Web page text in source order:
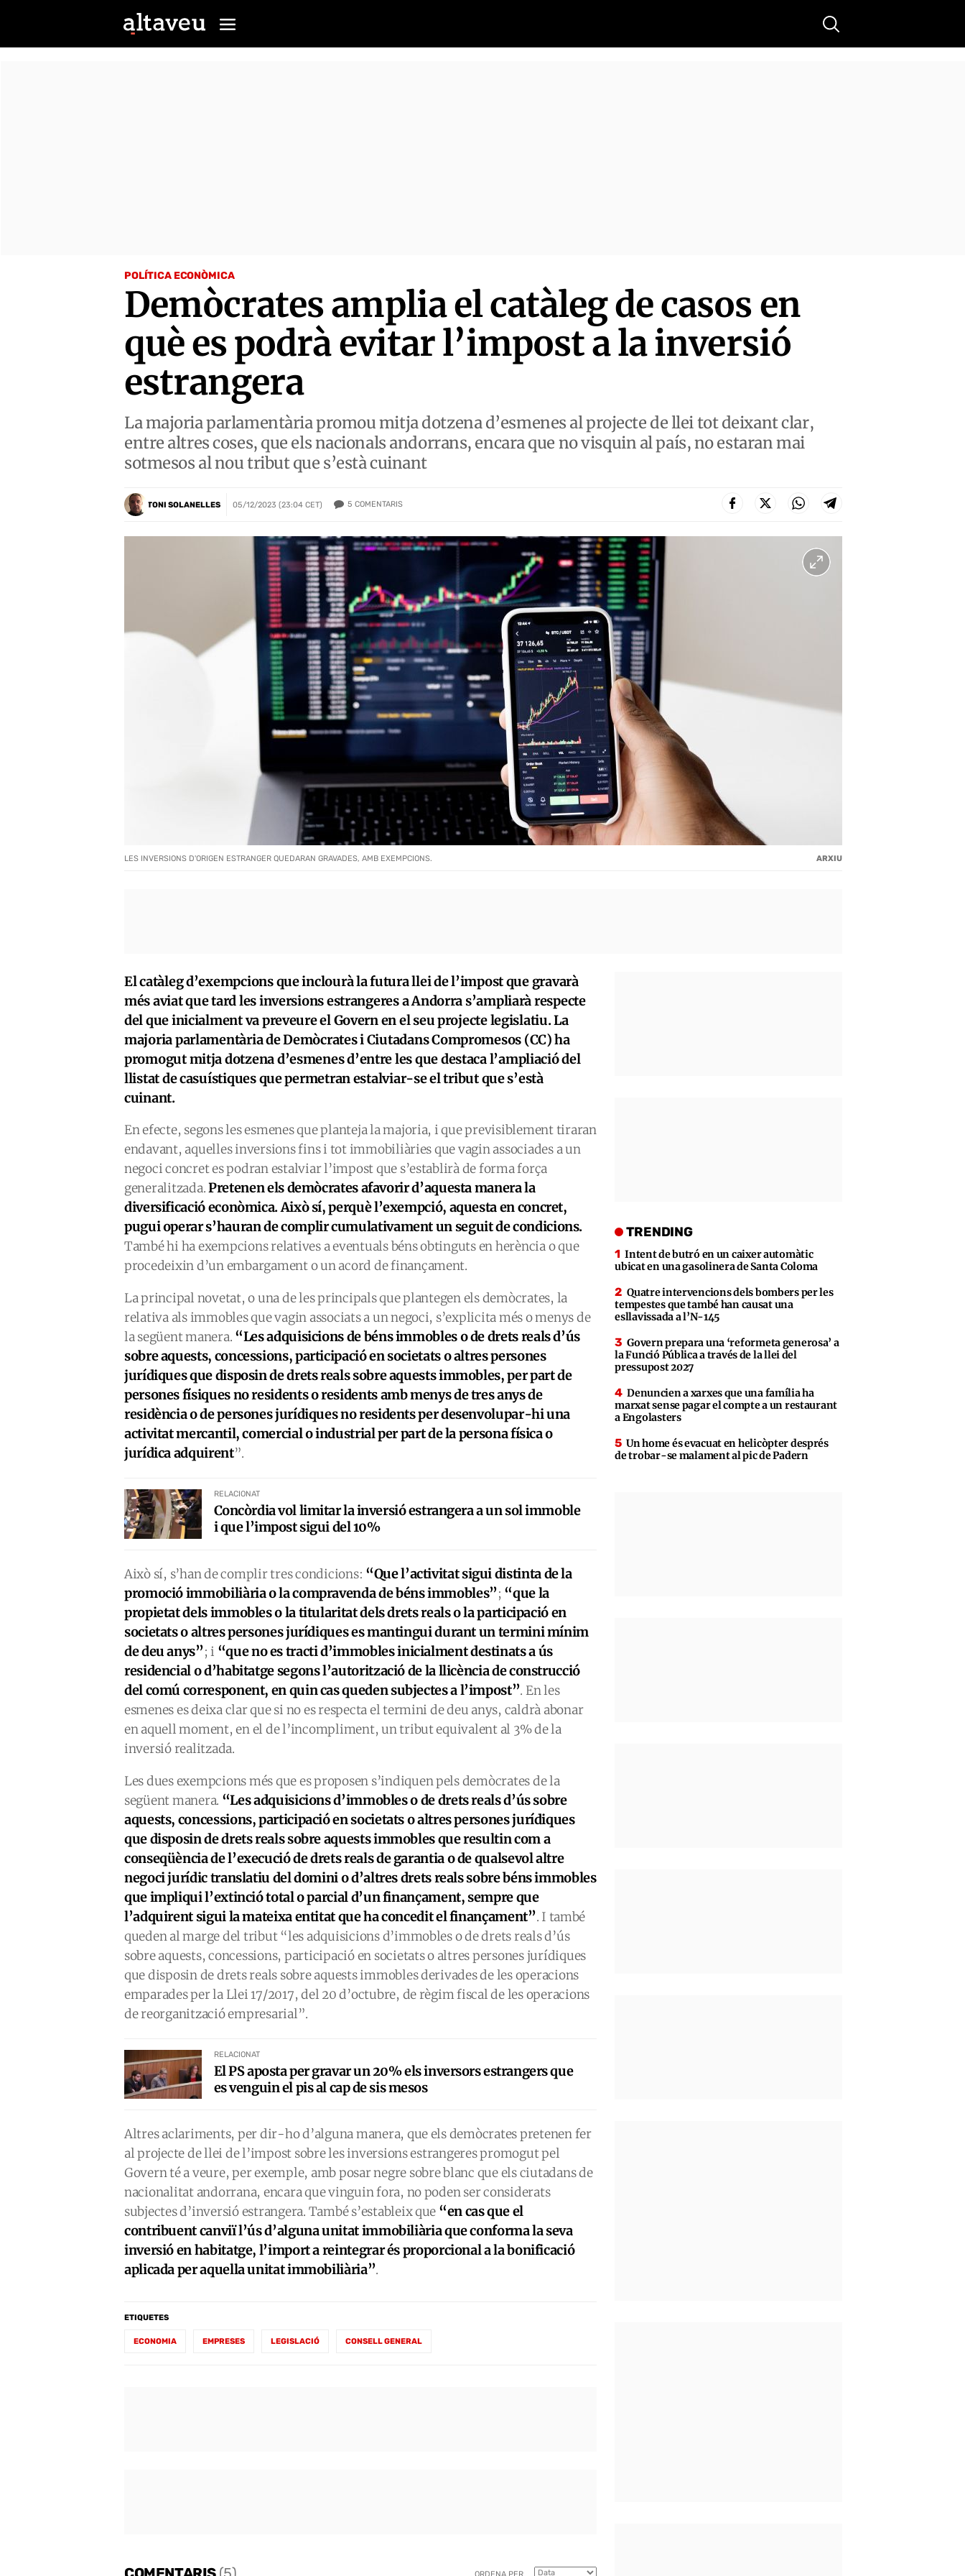
Buscar
POLÍTICA ECONÒMICA
Demòcrates amplia el catàleg de casos en
què es podrà evitar l’impost a la inversió
estrangera
La majoria parlamentària promou mitja dotzena d’esmenes al projecte de llei tot deixant clar,
entre altres coses, que els nacionals andorrans, encara que no visquin al país, no estaran mai
sotmesos al nou tribut que s’està cuinant
TONI SOLANELLES 05/12/2023 (23:04 CET) 5 COMENTARIS
LES INVERSIONS D'ORIGEN ESTRANGER QUEDARAN GRAVADES, AMB EXEMPCIONS. ARXIU
El catàleg d’exempcions que inclourà la futura llei de l’impost que gravarà
més aviat que tard les inversions estrangeres a Andorra s’ampliarà respecte
del que inicialment va preveure el Govern en el seu projecte legislatiu. La
majoria parlamentària de Demòcrates i Ciutadans Compromesos (CC) ha
promogut mitja dotzena d’esmenes d’entre les que destaca l’ampliació del
llistat de casuístiques que permetran estalviar-se el tribut que s’està
cuinant.
En efecte, segons les esmenes que planteja la majoria, i que previsiblement tiraran
endavant, aquelles inversions fins i tot immobiliàries que vagin associades a un
negoci concret es podran estalviar l’impost que s’establirà de forma força
generalitzada.Pretenen els demòcrates afavorir d’aquesta manera la
diversificació econòmica. Això sí, perquè l’exempció, aquesta en concret,
pugui operar s’hauran de complir cumulativament un seguit de condicions.
També hi ha exempcions relatives a eventuals béns obtinguts en herència o que
procedeixin d’un embargament o un acord de finançament.
La principal novetat, o una de les principals que plantegen els demòcrates, la
relativa als immobles que vagin associats a un negoci, s’explicita més o menys de
la següent manera. “Les adquisicions de béns immobles o de drets reals d’ús
sobre aquests, concessions, participació en societats o altres persones
jurídiques que disposin de drets reals sobre aquests immobles, per part de
persones físiques no residents o residents amb menys de tres anys de
residència o de persones jurídiques no residents per desenvolupar-hi una
activitat mercantil, comercial o industrial per part de la persona física o
jurídica adquirent”.
RELACIONAT
Concòrdia vol limitar la inversió estrangera a un sol immoble
i que l’impost sigui del 10%
Això sí, s’han de complir tres condicions: “Que l’activitat sigui distinta de la
promoció immobiliària o la compravenda de béns immobles”; “que la
propietat dels immobles o la titularitat dels drets reals o la participació en
societats o altres persones jurídiques es mantingui durant un termini mínim
de deu anys”; i “que no es tracti d’immobles inicialment destinats a ús
residencial o d’habitatge segons l’autorització de la llicència de construcció
del comú corresponent, en quin cas queden subjectes a l’impost”. En les
esmenes es deixa clar que si no es respecta el termini de deu anys, caldrà abonar
en aquell moment, en el de l’incompliment, un tribut equivalent al 3% de la
inversió realitzada.
Les dues exempcions més que es proposen s’indiquen pels demòcrates de la
següent manera. “Les adquisicions d’immobles o de drets reals d’ús sobre
aquests, concessions, participació en societats o altres persones jurídiques
que disposin de drets reals sobre aquests immobles que resultin com a
conseqüència de l’execució de drets reals de garantia o de qualsevol altre
negoci jurídic translatiu del domini o d’altres drets reals sobre béns immobles
que impliqui l’extinció total o parcial d’un finançament, sempre que
l’adquirent sigui la mateixa entitat que ha concedit el finançament”. I també
queden al marge del tribut “les adquisicions d’immobles o de drets reals d’ús
sobre aquests, concessions, participació en societats o altres persones jurídiques
que disposin de drets reals sobre aquests immobles derivades de les operacions
emparades per la Llei 17/2017, del 20 d’octubre, de règim fiscal de les operacions
de reorganització empresarial”.
RELACIONAT
El PS aposta per gravar un 20% els inversors estrangers que
es venguin el pis al cap de sis mesos
Altres aclariments, per dir-ho d’alguna manera, que els demòcrates pretenen fer
al projecte de llei de l’impost sobre les inversions estrangeres promogut pel
Govern té a veure, per exemple, amb posar negre sobre blanc que els ciutadans de
nacionalitat andorrana, encara que vinguin fora, no poden ser considerats
subjectes d’inversió estrangera. També s’estableix que “en cas que el
contribuent canviï l’ús d’alguna unitat immobiliària que conforma la seva
inversió en habitatge, l’import a reintegrar és proporcional a la bonificació
aplicada per aquella unitat immobiliària”.
ETIQUETES
ECONOMIA EMPRESES LEGISLACIÓ CONSELL GENERAL
ORDENA PER
TRENDING
Intent de butró en un caixer automàtic
ubicat en una gasolinera de Santa Coloma
Quatre intervencions dels bombers per les
tempestes que també han causat una
esllavissada a l’N-145
Govern prepara una ‘reformeta generosa’ a
la Funció Pública a través de la llei del
pressupost 2027
Denuncien a xarxes que una família ha
marxat sense pagar el compte a un restaurant
a Engolasters
Un home és evacuat en helicòpter després
de trobar-se malament al pic de Padern